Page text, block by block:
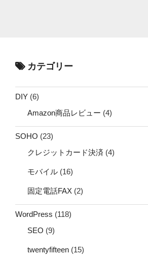
カテゴリー
DIY (6)
Amazon商品レビュー (4)
SOHO (23)
クレジットカード決済 (4)
モバイル (16)
固定電話FAX (2)
WordPress (118)
SEO (9)
twentyfifteen (15)